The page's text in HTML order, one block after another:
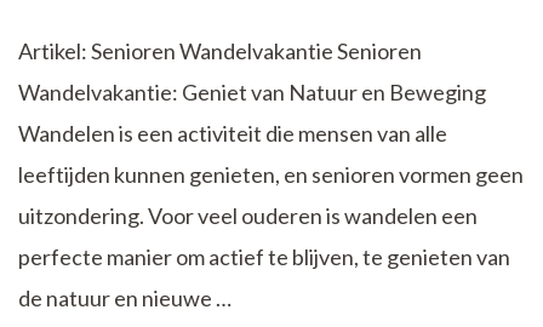
Artikel: Senioren Wandelvakantie Senioren
Wandelvakantie: Geniet van Natuur en Beweging
Wandelen is een activiteit die mensen van alle
leeftijden kunnen genieten, en senioren vormen geen
uitzondering. Voor veel ouderen is wandelen een
perfecte manier om actief te blijven, te genieten van
de natuur en nieuwe …